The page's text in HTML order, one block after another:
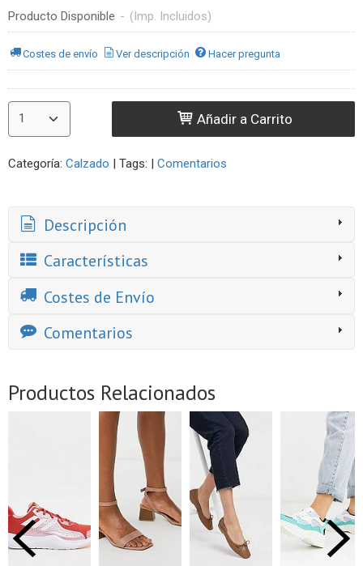
Producto Disponible - (Imp. Incluidos)
Costes de envío Ver descripción Hacer pregunta
Añadir a Carrito
Categoría: Calzado | Tags: | Comentarios
Descripción
Características
Costes de Envío
Comentarios
Productos Relacionados